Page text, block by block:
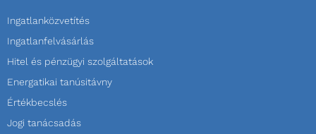
Ingatlanközvetítés
Ingatlanfelvásárlás
Hitel és pénzügyi szolgáltatások
Energatikai tanúsitávny
Értékbecslés
Jogi tanácsadás